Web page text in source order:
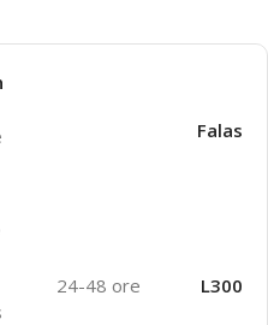
Falas
24-48 ore L300